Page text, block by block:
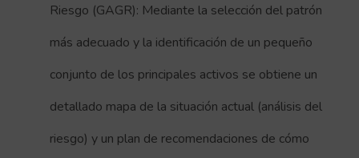
Riesgo (GAGR): Mediante la selección del patrón
más adecuado y la identificación de un pequeño
conjunto de los principales activos se obtiene un
detallado mapa de la situación actual (análisis del
riesgo) y un plan de recomendaciones de cómo